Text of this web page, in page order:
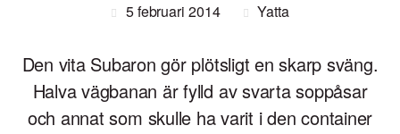
5 februari 2014 Yatta
Den vita Subaron gör plötsligt en skarp sväng.
Halva vägbanan är fylld av svarta soppåsar
och annat som skulle ha varit i den container